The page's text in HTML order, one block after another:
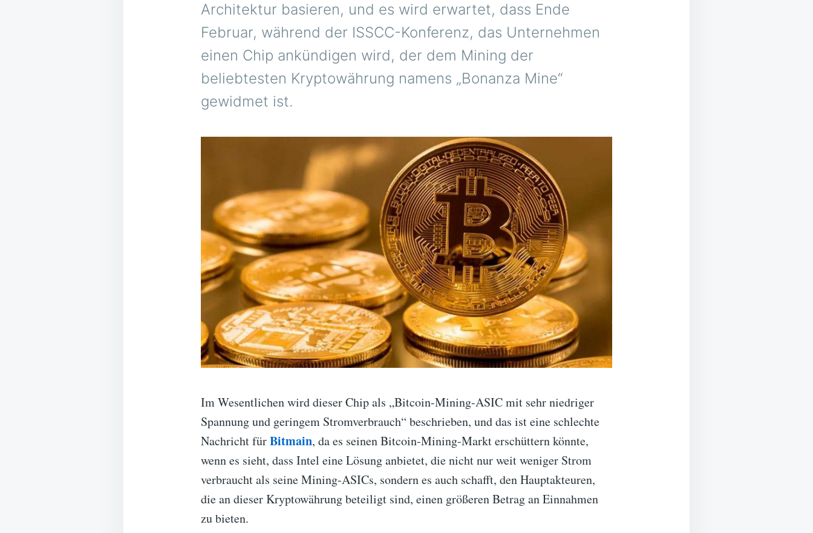
Architektur basieren, und es wird erwartet, dass Ende
Februar, während der ISSCC-Konferenz, das Unternehmen
einen Chip ankündigen wird, der dem Mining der
beliebtesten Kryptowährung namens „Bonanza Mine“
gewidmet ist.
Im Wesentlichen wird dieser Chip als „Bitcoin-Mining-ASIC mit sehr niedriger
Spannung und geringem Stromverbrauch“ beschrieben, und das ist eine schlechte
Nachricht fürBitmain, da es seinen Bitcoin-Mining-Markt erschüttern könnte,
wenn es sieht, dass Intel eine Lösung anbietet, die nicht nur weit weniger Strom
verbraucht als seine Mining-ASICs, sondern es auch schafft, den Hauptakteuren,
die an dieser Kryptowährung beteiligt sind, einen größeren Betrag an Einnahmen
zu bieten.